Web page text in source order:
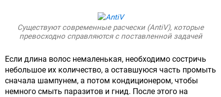
Существуют современные расчески (AntiV), которые
превосходно справляются с поставленной задачей
Если длина волос немаленькая, необходимо состричь
небольшое их количество, а оставшуюся часть промыть
сначала шампунем, а потом кондиционером, чтобы
немного смыть паразитов и гнид. После этого на